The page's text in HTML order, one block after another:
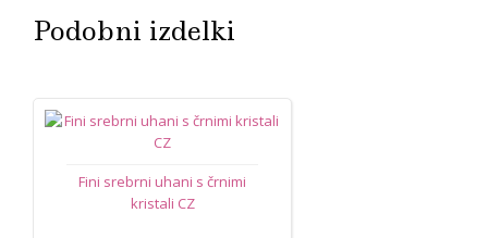
Podobni izdelki
Fini srebrni uhani s črnimi
kristali CZ